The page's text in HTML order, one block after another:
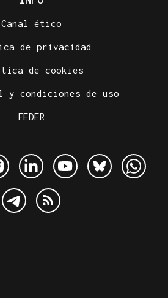
Canal ético
de privacidad
de cookies
y condiciones de uso
FEDER